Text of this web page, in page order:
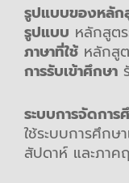
รูปแบบของหลัก
รูปแบบ หลักสูต
ภาษาที่ใช้ หลักสู
การรับเข้าศึกษา
ระบบการจัดการ
ใช้ระบบการศึก
สัปดาห์ และภาค